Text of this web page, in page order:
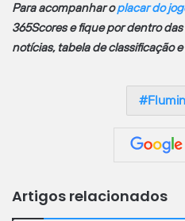
Para acompanhar oplacar do
365Scores e fique por dentro
notícias, tabela de classificação
Artigos relacionados